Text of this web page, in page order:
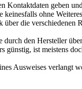
Kontaktdaten geben
ohne
die verschiedenen
den Hersteller
ist meistens
Ausweises verlangt